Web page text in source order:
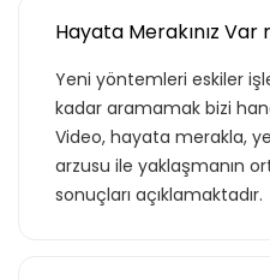
Hayata Merakınız Var
Yeni yöntemleri eskiler
kadar aramamak bizi
Video, hayata merakla,
arzusu ile yaklaşmanın
sonuçları açıklamaktadır.